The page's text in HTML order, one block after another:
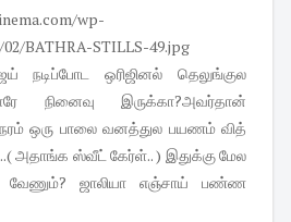
நடிப்போட ஒரிஜினல் தெலுங்குல
நினைவு இருக்கா?அவர்தான்
ஒரு பாலை வனத்துல பயணம் வித்
அதாங்க ஸ்வீட் கேர்ள்.. ) இதுக்கு மேல
ஜாலியா எஞ்சாய் பண்ண